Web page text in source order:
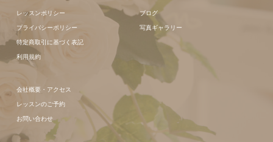
レッスンポリシー
プライバシーポリシー
特定商取引に基づく表記
利用規約
ブログ
写真ギャラリー
会社概要・アクセス
レッスンのご予約
お問い合わせ